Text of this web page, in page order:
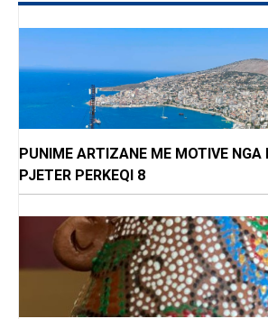
PUNIME ARTIZANE ME MOTIVE NGA
PJETER PERKEQI 8